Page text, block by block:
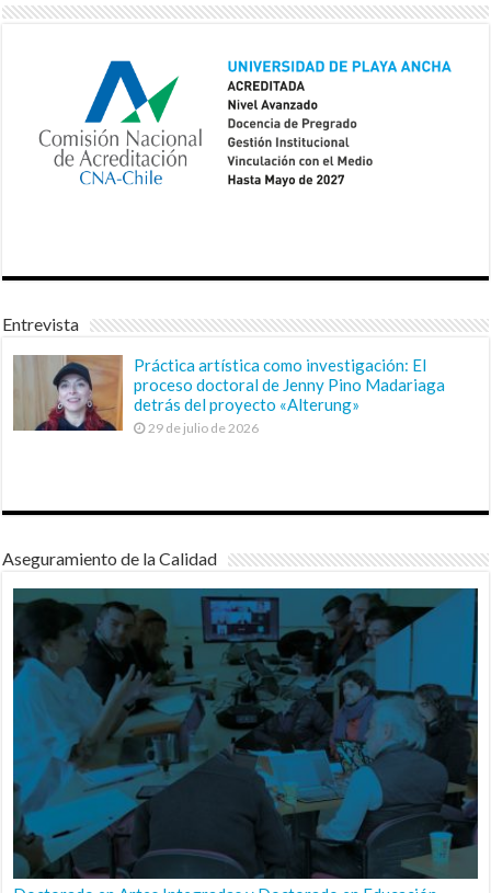
Entrevista
Práctica artística como investigación: El
proceso doctoral de Jenny Pino Madariaga
detrás del proyecto «Alterung»
29 de julio de 2026
Aseguramiento de la Calidad